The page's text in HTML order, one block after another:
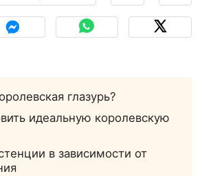
глазурь?
идеальную королевскую
в зависимости от